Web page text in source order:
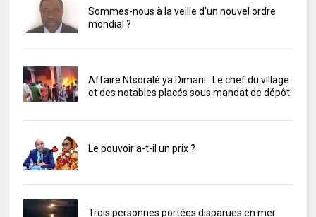
Sommes-nous à la veille d'un nouvel ordre
mondial ?
Affaire Ntsoralé ya Dimani : Le chef du village
et des notables placés sous mandat de dépôt
Le pouvoir a-t-il un prix ?
Trois personnes portées disparues en mer